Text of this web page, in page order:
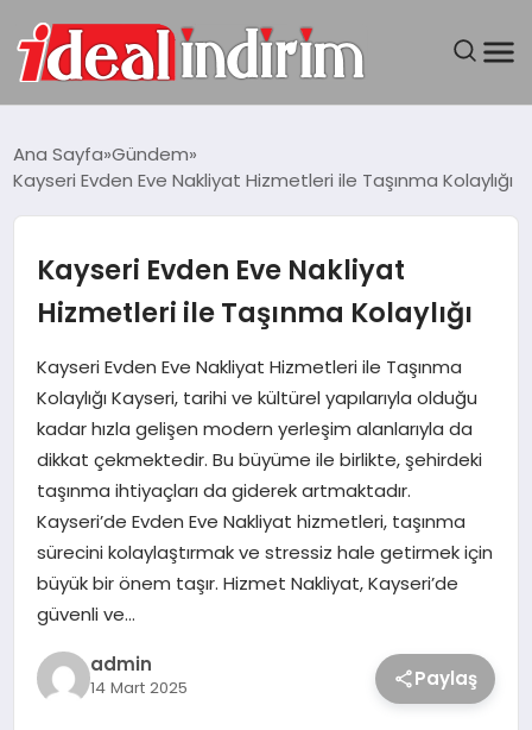
BILGISAYAR
DÜNYA
SEYAHAT
TEKNOLOJI
YAŞAM
Ana Sayfa Gündem
Kayseri Evden Eve Nakliyat Hizmetleri ile Taşınma Kolaylığı
Kayseri Evden Eve Nakliyat
Hizmetleri ile Taşınma Kolaylığı
Kayseri Evden Eve Nakliyat Hizmetleri ile Taşınma
Kolaylığı Kayseri, tarihi ve kültürel yapılarıyla olduğu
kadar hızla gelişen modern yerleşim alanlarıyla da
dikkat çekmektedir. Bu büyüme ile birlikte, şehirdeki
taşınma ihtiyaçları da giderek artmaktadır.
Kayseri’de Evden Eve Nakliyat hizmetleri, taşınma
sürecini kolaylaştırmak ve stressiz hale getirmek için
büyük bir önem taşır. Hizmet Nakliyat, Kayseri’de
güvenli ve…
admin
14 Mart 2025 Paylaş